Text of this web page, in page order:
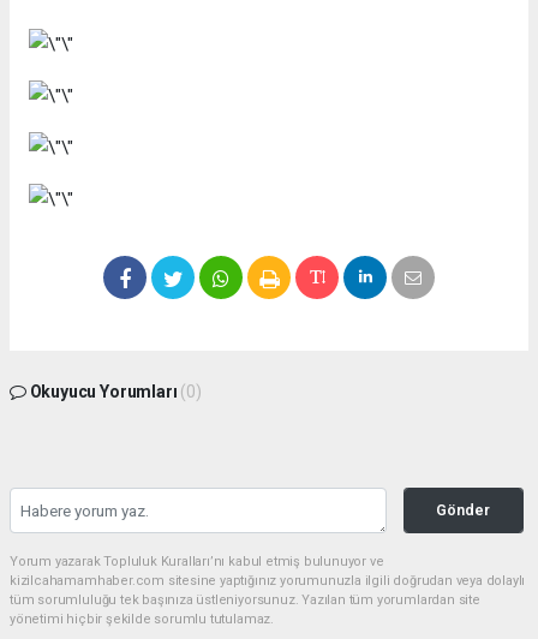
Okuyucu Yorumları (0)
Gönder
Yorum yazarak Topluluk Kuralları’nı kabul etmiş bulunuyor ve
kizilcahamamhaber.com sitesine yaptığınız yorumunuzla ilgili doğrudan veya dolaylı
tüm sorumluluğu tek başınıza üstleniyorsunuz. Yazılan tüm yorumlardan site
yönetimi hiçbir şekilde sorumlu tutulamaz.